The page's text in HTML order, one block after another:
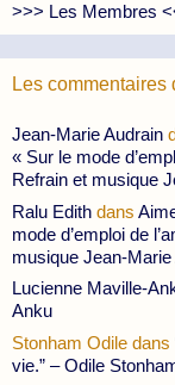
>>> Les Membres
Les commentaires
Jean-Marie Audrain
« Sur le mode
Refrain et musique
Ralu Edith dans
mode d’emploi de
musique Jean-Marie
Lucienne Maville-
Anku
Stonham Odile dans
vie.” – Odile